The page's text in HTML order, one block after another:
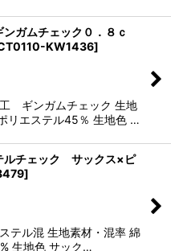
ガムチェック０．８ｃ
KW1436]
ギンガムチェック 生地
リエステル45％ 生地色 …
チェック サックス×ピ
]
テル混 生地素材・混率 綿
生地色 サック…